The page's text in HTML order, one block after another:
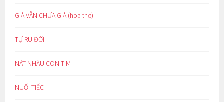
GIÀ VẪN CHƯA GIÀ (hoạ thơ)
TỰ RU ĐỜI
NÁT NHÀU CON TIM
NUỐI TIẾC